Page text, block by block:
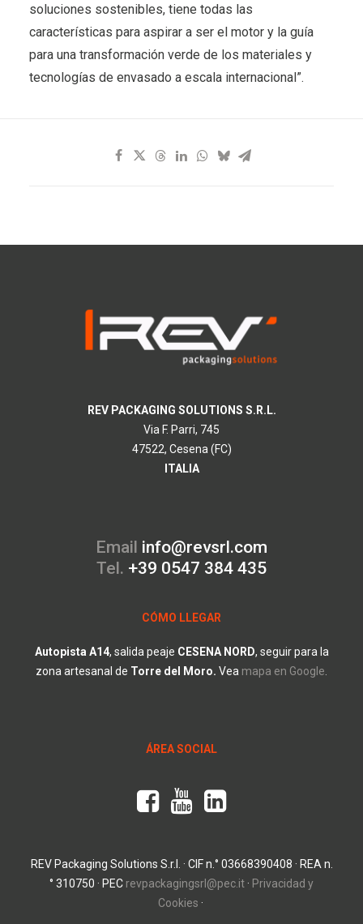
soluciones sostenibles, tiene todas las
características para aspirar a ser el motor y la guía
para una transformación verde de los materiales y
tecnologías de envasado a escala internacional”.
REV PACKAGING SOLUTIONS S.R.L.
Via F. Parri, 745
47522, Cesena (FC)
ITALIA
Email info@revsrl.com
Tel. +39 0547 384 435
CÓMO LLEGAR
Autopista A14, salida peaje CESENA NORD, seguir para la
zona artesanal de Torre del Moro. Vea mapa en Google
ÁREA SOCIAL
REV Packaging Solutions S.r.l. · CIF n.° 03668390408 · REA n.
° 310750 · PEC revpackagingsrl@pec.it · Privacidad y
Cookies ·